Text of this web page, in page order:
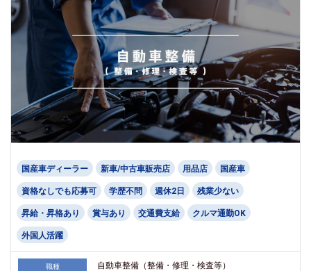
国産車ディーラー 新車/中古車販売店 用品店 国産車
資格なしでも応募可 学歴不問 週休2日 残業少ない
昇給・昇格あり 賞与あり 交通費支給 クルマ通勤OK
外国人活躍
職種 自動車整備（整備・修理・検査等）